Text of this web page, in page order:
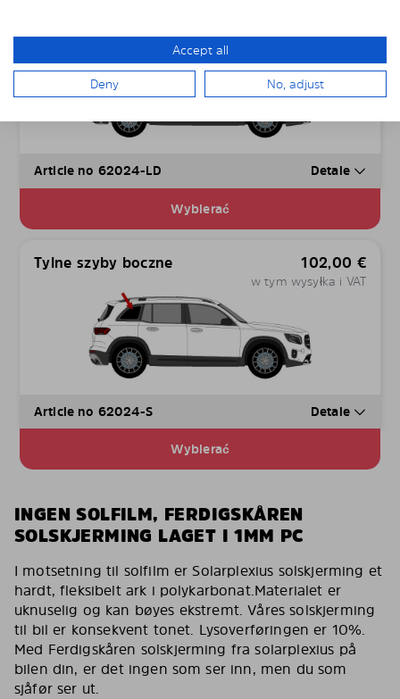
w tym wysyłka i VAT
Article no 62024-LD Detale
Wybierać
Tylne szyby boczne 102,00 €
w tym wysyłka i VAT
Article no 62024-S Detale
Wybierać
INGEN SOLFILM, FERDIGSKÅREN
SOLSKJERMING LAGET I 1MM PC
I motsetning til solfilm er Solarplexius solskjerming et
hardt, fleksibelt ark i polykarbonat.Materialet er
uknuselig og kan bøyes ekstremt. Våres solskjerming
til bil er konsekvent tonet. Lysoverføringen er 10%.
Med Ferdigskåren solskjerming fra solarplexius på
bilen din, er det ingen som ser inn, men du som
sjåfør ser ut.
Accept all
Deny No, adjust